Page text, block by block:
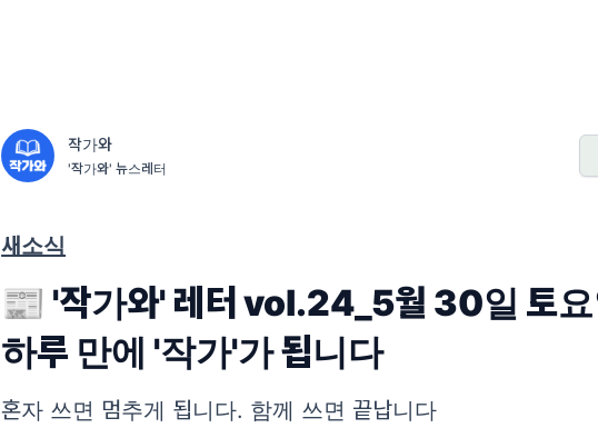
작가와
'작가와' 뉴스레터
새소식
📰 '작가와' 레터 vol.24_5월 30일 토요
하루 만에 '작가'가 됩니다
혼자 쓰면 멈추게 됩니다. 함께 쓰면 끝납니다